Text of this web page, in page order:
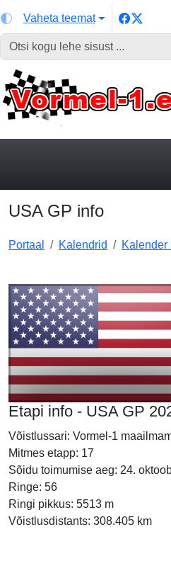
Vaheta teemat
USA GP info
Portaal Kalendrid Kalender
Etapi info - USA GP
Võistlussari: Vormel-1
Mitmes etapp: 17
Sõidu toimumise aeg: 24.
Ringe: 56
Ringi pikkus: 5513 m
Võistlusdistants: 308.405 km